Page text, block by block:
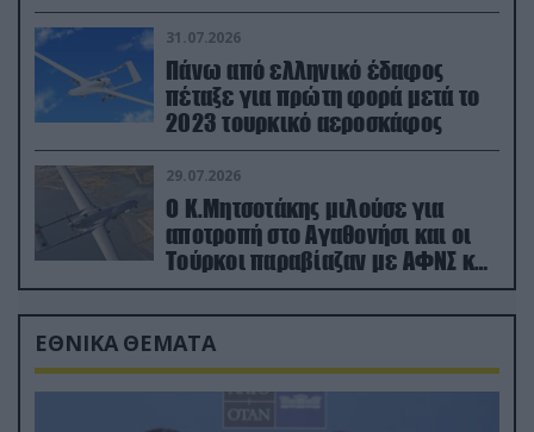
31.07.2026
Πάνω από ελληνικό έδαφος
πέταξε για πρώτη φορά μετά το
2023 τουρκικό αεροσκάφος
29.07.2026
Ο Κ.Μητσοτάκης μιλούσε για
αποτροπή στο Αγαθονήσι και οι
Τούρκοι παραβίαζαν με ΑΦΝΣ και
drone
ΕΘΝΙΚΑ ΘΕΜΑΤΑ